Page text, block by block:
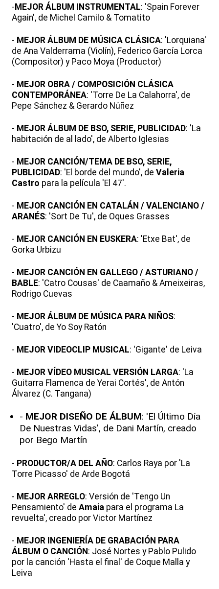
- MEJOR ÁLBUM INSTRUMENTAL: 'Spain Forever
Again', de Michel Camilo & Tomatito
- MEJOR ÁLBUM DE MÚSICA CLÁSICA: 'Lorquiana'
de Ana Valderrama (Violín), Federico García Lorca
(Compositor) y Paco Moya (Productor)
- MEJOR OBRA / COMPOSICIÓN CLÁSICA
CONTEMPORÁNEA: 'Torre De La Calahorra', de
Pepe Sánchez & Gerardo Núñez
- MEJOR ÁLBUM DE BSO, SERIE, PUBLICIDAD: 'La
habitación de al lado', de Alberto Iglesias
- MEJOR CANCIÓN/TEMA DE BSO, SERIE,
PUBLICIDAD: 'El borde del mundo', de Valeria
Castro para la película 'El 47'.
- MEJOR CANCIÓN EN CATALÁN / VALENCIANO /
ARANÉS: 'Sort De Tu', de Oques Grasses
- MEJOR CANCIÓN EN EUSKERA: 'Etxe Bat', de
Gorka Urbizu
- MEJOR CANCIÓN EN GALLEGO / ASTURIANO /
BABLE: 'Catro Cousas' de Caamaño & Ameixeiras,
Rodrigo Cuevas
- MEJOR ÁLBUM DE MÚSICA PARA NIÑOS:
'Cuatro', de Yo Soy Ratón
- MEJOR VIDEOCLIP MUSICAL: 'Gigante' de Leiva
- MEJOR VÍDEO MUSICAL VERSIÓN LARGA: 'La
Guitarra Flamenca de Yerai Cortés', de Antón
Álvarez (C. Tangana)
- MEJOR DISEÑO DE ÁLBUM: 'El Último Día
De Nuestras Vidas', de Dani Martín, creado
por Bego Martín
- PRODUCTOR/A DEL AÑO: Carlos Raya por 'La
Torre Picasso' de Arde Bogotá
- MEJOR ARREGLO: Versión de 'Tengo Un
Pensamiento' de Amaia para el programa La
revuelta', creado por Victor Martínez
- MEJOR INGENIERÍA DE GRABACIÓN PARA
ÁLBUM O CANCIÓN : José Nortes y Pablo Pulido
por la canción 'Hasta el final' de Coque Malla y
Leiva